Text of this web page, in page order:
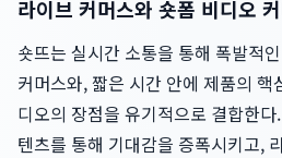
라이브 커머스와 숏폼 비디오
숏뜨는 실시간 소통을 통해 폭발적
커머스와, 짧은 시간 안에 제품의 핵
디오의 장점을 유기적으로 결합한
텐츠를 통해 기대감을 증폭시키고,